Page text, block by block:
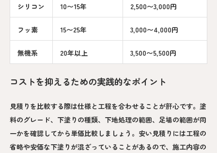
シリコン 10〜15年 2,500〜3,000円
フッ素 15〜25年 3,000〜4,000円
無機系 20年以上 3,500〜5,500円
コストを抑えるための実践的なポイント
見積りを比較する際は仕様と工程を合わせることが肝心です。塗
料のグレード、下塗りの種類、下地処理の範囲、足場の範囲が同
一かを確認してから単価比較しましょう。安い見積りには工程の
省略や安価な下塗りが混ざっていることがあるので、施工内容の